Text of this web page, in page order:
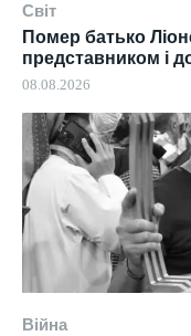
Світ
Помер батько
представником і
08.08.2026
Війна